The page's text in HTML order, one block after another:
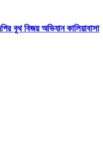
বুথ বিজয় অভিযান কালিয়াবাসা